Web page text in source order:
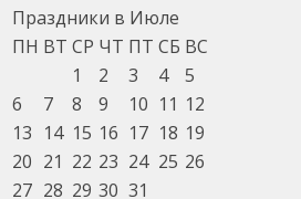
Праздники в Июле
ПН ВТ СР ЧТ ПТ СБ ВС
1
2 3 4
5
6
7 8 9 10 11 12
13 14 15 16 17 18 19
20 21 22 23 24 25 26
27 28 29 30 31